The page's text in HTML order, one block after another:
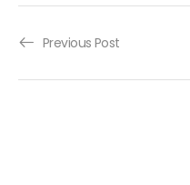
Previous Post